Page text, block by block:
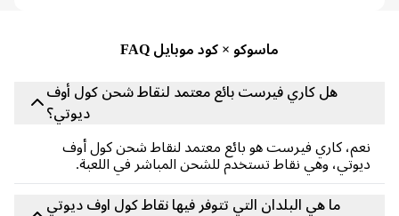
ماسوكو × كود موبايل FAQ
هل كاري فيرست بائع معتمد لنقاط شحن كول أوف
ديوتي؟
كاري فيرست هو بائع معتمد لنقاط شحن كول أوف
وهي نقاط تستخدم للشحن المباشر في اللعبة.
ما هي البلدان التي تتوفر فيها نقاط كول اوف ديوتي